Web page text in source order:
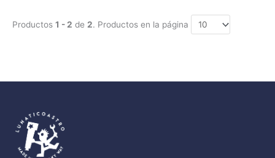
Productos 1 - 2 de 2. Productos en la página